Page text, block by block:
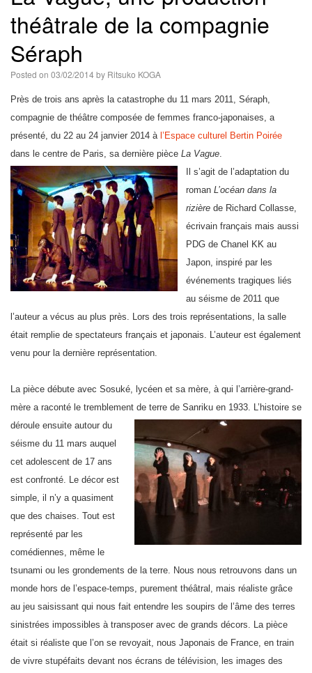
théâtrale de la compagnie
Séraph
Posted on 03/02/2014by Ritsuko KOGA
Près de trois ans après la catastrophe du 11 mars 2011, Séraph,
compagnie de théâtre composée de femmes franco-japonaises, a
présenté, du 22 au 24 janvier 2014 à l’Espace culturel Bertin Poirée
dans le centre de Paris, sa dernière pièce La Vague.
Il s’agit de l’adaptation du
roman L’océan dans la
rizière de Richard Collasse,
écrivain français mais aussi
PDG de Chanel KK au
Japon, inspiré par les
événements tragiques liés
au séisme de 2011 que
l’auteur a vécus au plus près. Lors des trois représentations, la salle
était remplie de spectateurs français et japonais. L’auteur est également
venu pour la dernière représentation.
La pièce débute avec Sosuké, lycéen et sa mère, à qui l’arrière-grand-
mère a raconté le tremblement de terre de Sanriku en 1933. L’histoire se
déroule ensuite autour du
séisme du 11 mars auquel
cet adolescent de 17 ans
est confronté. Le décor est
simple, il n’y a quasiment
que des chaises. Tout est
représenté par les
comédiennes, même le
tsunami ou les grondements de la terre. Nous nous retrouvons dans un
monde hors de l’espace-temps, purement théâtral, mais réaliste grâce
au jeu saisissant qui nous fait entendre les soupirs de l’âme des terres
sinistrées impossibles à transposer avec de grands décors. La pièce
était si réaliste que l’on se revoyait, nous Japonais de France, en train
de vivre stupéfaits devant nos écrans de télévision, les images des